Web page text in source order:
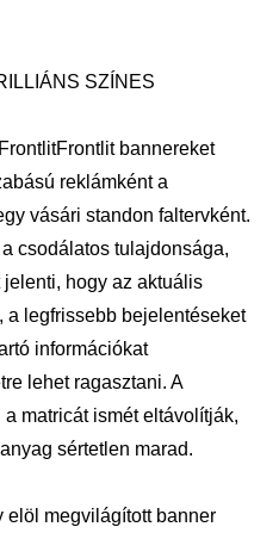
SZÍNES
bannereket
reklámként a
vásári standon faltervként.
csodálatos tulajdonsága,
hogy az aktuális
a legfrissebb bejelentéseket
információkat
lehet ragasztani. A
matricát ismét eltávolítják,
sértetlen marad.
elöl megvilágított banner